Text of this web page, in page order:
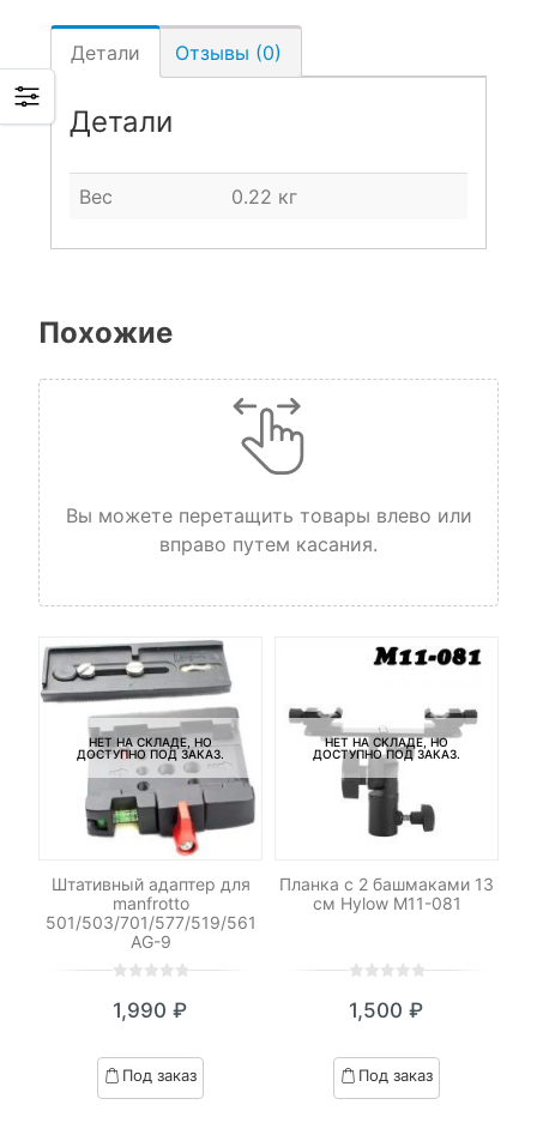
Детали Отзывы (0)
Детали
Вес 0.22 кг
Похожие
Вы можете перетащить товары влево или
вправо путем касания.
НЕТ НА СКЛАДЕ, НО
ДОСТУПНО ПОД ЗАКАЗ.
Штативный адаптер для
manfrotto
501/503/701/577/519/561
AG-9
out
based
on
1,990 ₽
Под заказ
НЕТ НА СКЛАДЕ, НО
ДОСТУПНО ПОД ЗАКАЗ.
Планка с 2 башмаками 13
см Hylow M11-081
out
based
on
1,500 ₽
Под заказ